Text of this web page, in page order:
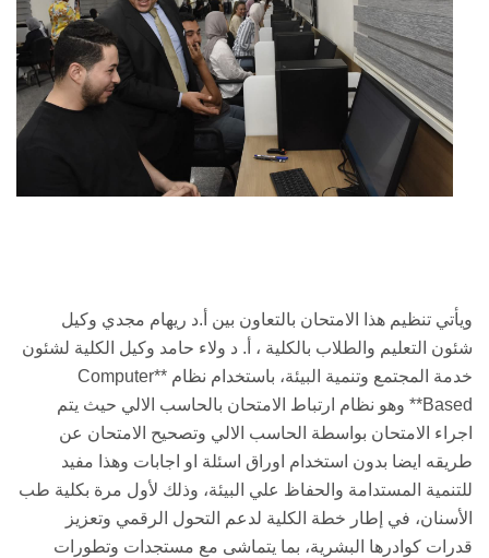
ويأتي تنظيم هذا الامتحان بالتعاون بين أ.د ريهام مجدي وكيل
شئون التعليم والطلاب بالكلية ، أ. د ولاء حامد وكيل الكلية لشئون
خدمة المجتمع وتنمية البيئة، باستخدام نظام *Computer*
*Based* وهو نظام ارتباط الامتحان بالحاسب الالي حيث يتم
اجراء الامتحان بواسطة الحاسب الالي وتصحيح الامتحان عن
طريقه ايضا بدون استخدام اوراق اسئلة او اجابات وهذا مفيد
للتنمية المستدامة والحفاظ علي البيئة، وذلك لأول مرة بكلية طب
الأسنان، في إطار خطة الكلية لدعم التحول الرقمي وتعزيز
قدرات كوادرها البشرية، بما يتماشى مع مستجدات وتطورات